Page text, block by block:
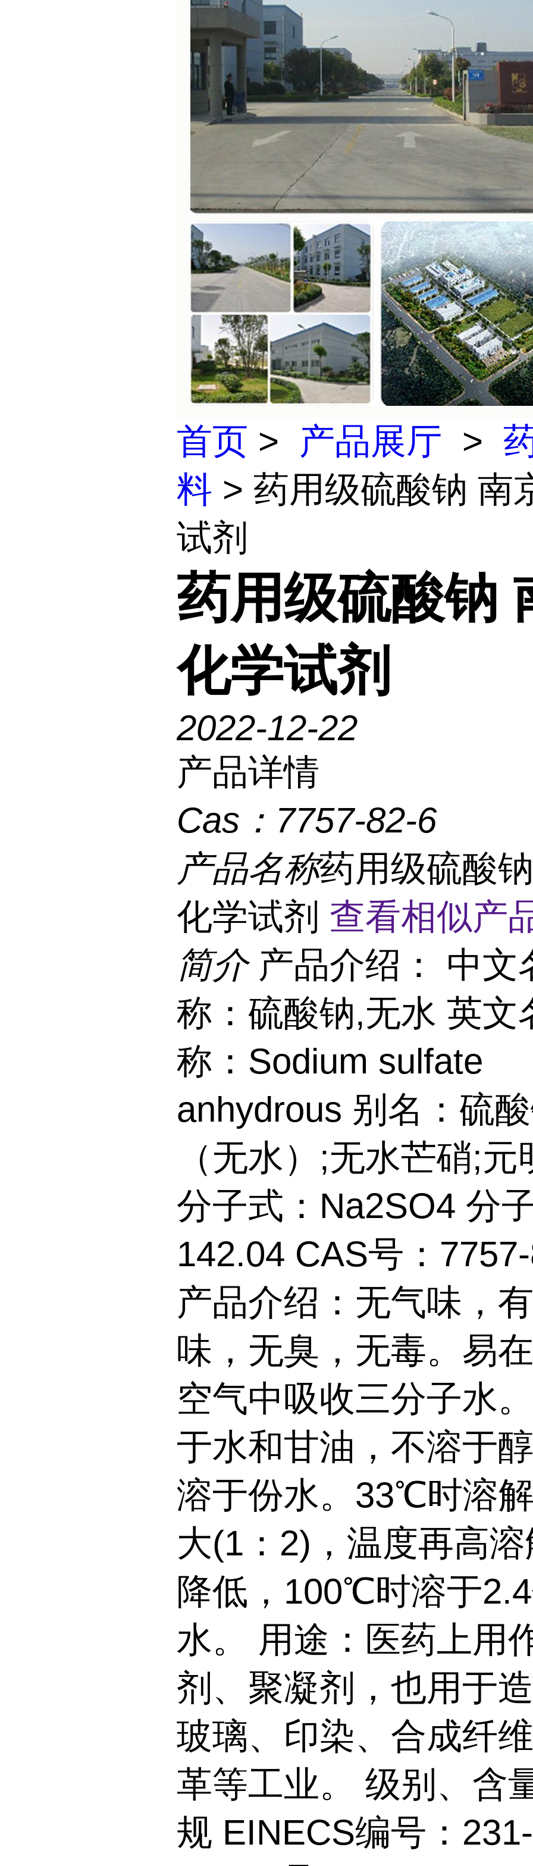
首页 > 产品展厅 >
料 > 药用级硫酸钠 南
试剂
药用级硫酸钠
化学试剂
2022-12-22
产品详情
Cas： 7757-82-6
产品名称药用级硫酸
化学试剂 查看相似产
简介 产品介绍： 中文
称：硫酸钠,无水 英文
称：Sodium sulfate
anhydrous 别名：硫
（无水）;无水芒硝;元
分子式：Na2SO4 分
142.04 CAS号：
产品介绍：无气味，
味，无臭，无毒。易
空气中吸收三分子水
于水和甘油，不溶于
溶于份水。33℃时溶
大(1：2)，温度再高
降低，100℃时溶于
水。 用途：医药上用
剂、聚凝剂，也用于
玻璃、印染、合成纤
革等工业。 级别、含
规 EINECS编号：